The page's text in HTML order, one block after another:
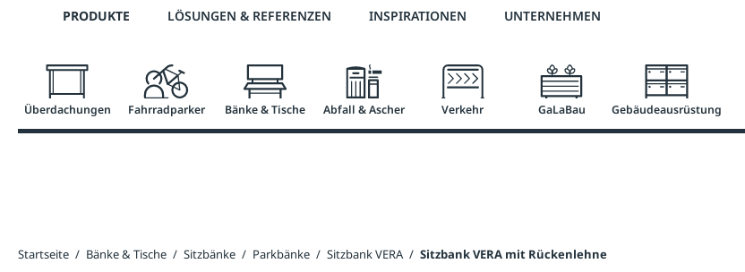
Zur Hauptnavigation springen
Telefon: 0800 / 100 49 02 2 % Vorkassen-Skonto versandkostenfrei ab 50 €
PRODUKTE LÖSUNGEN & REFERENZEN INSPIRATIONEN UNTERNEHMEN
Überdachungen Fahrradparker Bänke & Tische Abfall & Ascher Verkehr GaLaBau Gebäudeausrüstung
Startseite / Bänke & Tische / Sitzbänke / Parkbänke / Sitzbank VERA / Sitzbank VERA mit Rückenlehne